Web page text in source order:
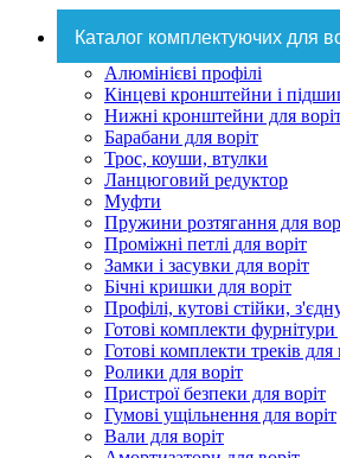
Каталог комплектуючих для
Алюмінієві профілі
Кінцеві кронштейни і
Нижні кронштейни для
Барабани для воріт
Трос, коуши, втулки
Ланцюговий редуктор
Муфти
Пружини розтягання для
Проміжні петлі для воріт
Замки і засувки для воріт
Бічні кришки для воріт
Профілі, кутові стійки,
Готові комплекти фурнітури
Готові комплекти треків для
Ролики для воріт
Пристрої безпеки для воріт
Гумові ущільнення для воріт
Вали для воріт